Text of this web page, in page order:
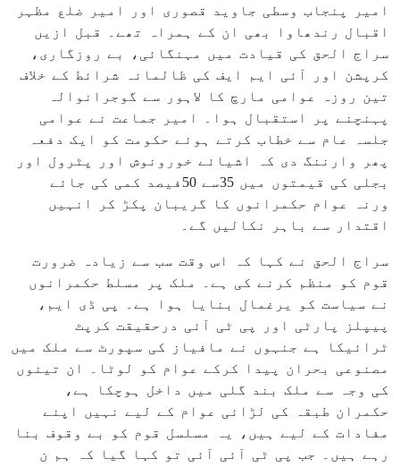
امیر پنجاب وسطی جاوید قصوری اور امیر ضلع مظہر
اقبال رندھاوا بھی ان کے ہمراہ تھے۔ قبل ازیں
سراج الحق کی قیادت میں مہنگائی، بے روزگاری،
کرپشن اور آئی ایم ایف کی ظالمانہ شرائط کے خلاف
تین روزہ عوامی مارچ کا لاہور سے گوجرانوالہ
پہنچنے پر استقبال ہوا۔ امیر جماعت نے عوامی
جلسہ عام سے خطاب کرتے ہوئے حکومت کو ایک دفعہ
پھر وارننگ دی کہ اشیائے خورونوش اور پٹرول اور
بجلی کی قیمتوں میں 35سے 50فیصد کمی کی جائے
ورنہ عوام حکمرانوں کا گریبان پکڑ کر انہیں
اقتدار سے باہر نکالیں گے۔
سراج الحق نے کہا کہ اس وقت سب سے زیادہ ضرورت
قوم کو منظم کرنے کی ہے۔ ملک پر مسلط حکمرانوں
نے سیاست کو یرغمال بنایا ہوا ہے۔ پی ڈی ایم،
پیپلز پارٹی اور پی ٹی آئی درحقیقت کرپٹ
ٹرائیکا ہے جنہوں نے مافیاز کی سپورٹ سے ملک میں
مصنوعی بحران پیدا کرکے عوام کو لوٹا۔ ان تینوں
کی وجہ سے ملک بند گلی میں داخل ہوچکا ہے،
حکمران طبقہ کی لڑائی عوام کے لیے نہیں اپنے
مفادات کے لیے ہیں، یہ مسلسل قوم کو بے وقوف بنا
رہے ہیں۔ جب پی ٹی آئی آئی تو کہا گیا کہ ہم ن